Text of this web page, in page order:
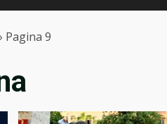
Pagina 9